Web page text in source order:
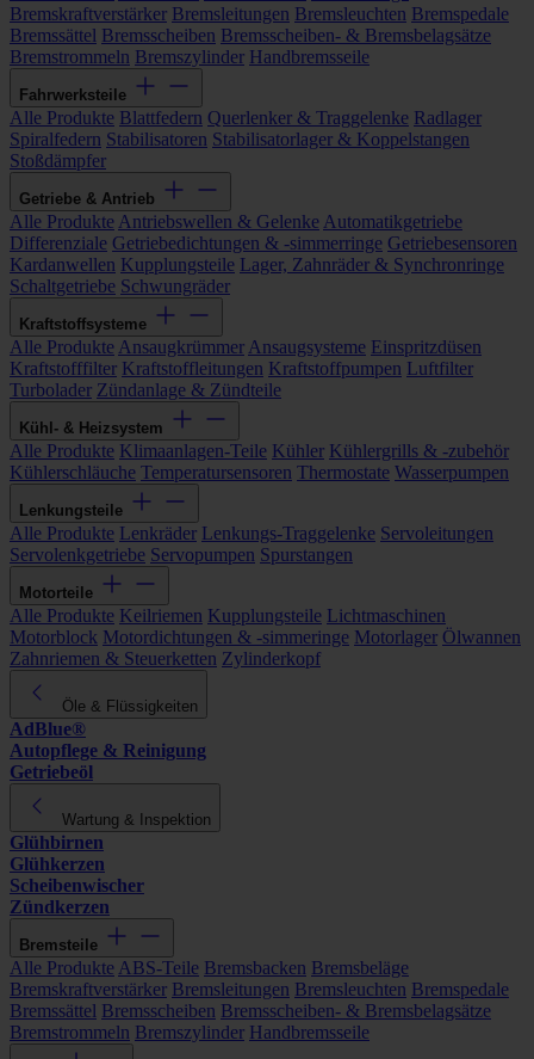
Bremskraftverstärker Bremsleitungen Bremsleuchten Bremspedale
Bremssättel Bremsscheiben Bremsscheiben- & Bremsbelagsätze
Bremstrommeln Bremszylinder Handbremsseile
Fahrwerksteile
Alle Produkte Blattfedern Querlenker & Traggelenke Radlager
Spiralfedern Stabilisatoren Stabilisatorlager & Koppelstangen
Stoßdämpfer
Getriebe & Antrieb
Alle Produkte Antriebswellen & Gelenke Automatikgetriebe
Differenziale Getriebedichtungen & -simmerringe Getriebesensoren
Kardanwellen Kupplungsteile Lager, Zahnräder & Synchronringe
Schaltgetriebe Schwungräder
Kraftstoffsysteme
Alle Produkte Ansaugkrümmer Ansaugsysteme Einspritzdüsen
Kraftstofffilter Kraftstoffleitungen Kraftstoffpumpen Luftfilter
Turbolader Zündanlage & Zündteile
Kühl- & Heizsystem
Alle Produkte Klimaanlagen-Teile Kühler Kühlergrills & -zubehör
Kühlerschläuche Temperatursensoren Thermostate Wasserpumpen
Lenkungsteile
Alle Produkte Lenkräder Lenkungs-Traggelenke Servoleitungen
Servolenkgetriebe Servopumpen Spurstangen
Motorteile
Alle Produkte Keilriemen Kupplungsteile Lichtmaschinen
Motorblock Motordichtungen & -simmeringe Motorlager Ölwannen
Zahnriemen & Steuerketten Zylinderkopf
Öle & Flüssigkeiten
AdBlue®
Autopflege & Reinigung
Getriebeöl
Wartung & Inspektion
Glühbirnen
Glühkerzen
Scheibenwischer
Zündkerzen
Bremsteile
Alle Produkte ABS-Teile Bremsbacken Bremsbeläge
Bremskraftverstärker Bremsleitungen Bremsleuchten Bremspedale
Bremssättel Bremsscheiben Bremsscheiben- & Bremsbelagsätze
Bremstrommeln Bremszylinder Handbremsseile